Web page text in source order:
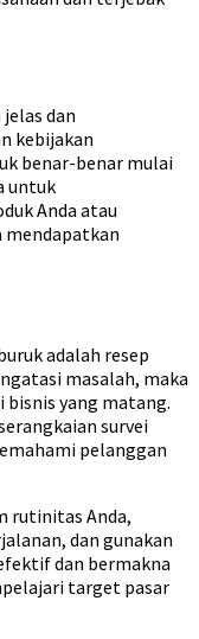
dan
kebijakan
benar-benar mulai
untuk
Anda atau
mendapatkan
adalah resep
masalah, maka
bisnis yang matang.
survei
pelanggan
rutinitas Anda,
dan gunakan
dan bermakna
target pasar